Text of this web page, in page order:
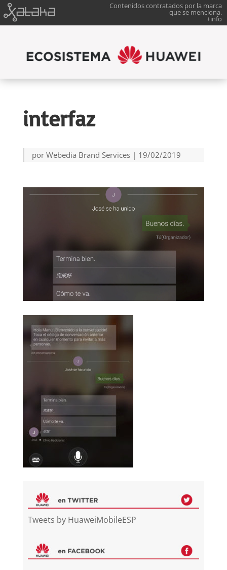
Contenidos contratados por la marca
que se menciona.
+info
interfaz
por Webedia Brand Services| 19/02/2019
Tweets by HuaweiMobileESP